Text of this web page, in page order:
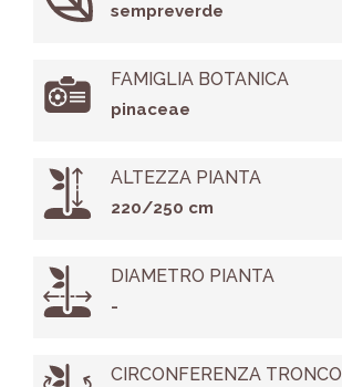
sempreverde
FAMIGLIA BOTANICA
pinaceae
ALTEZZA PIANTA
220/250 cm
DIAMETRO PIANTA
-
CIRCONFERENZA TRONCO